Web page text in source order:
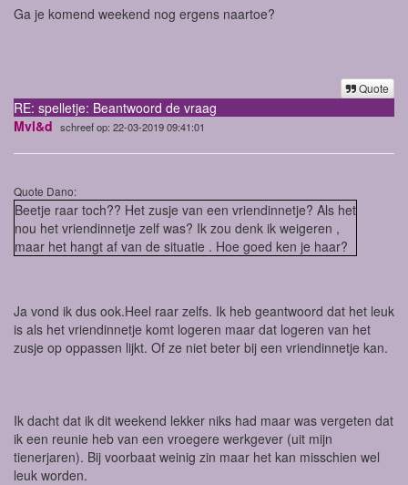
Ga je komend weekend nog ergens naartoe?
Quote
RE: spelletje: Beantwoord de vraag
Mvl&d schreef op: 22-03-2019 09:41:01
Quote Dano:
Beetje raar toch?? Het zusje van een vriendinnetje? Als het
nou het vriendinnetje zelf was? Ik zou denk ik weigeren ,
maar het hangt af van de situatie . Hoe goed ken je haar?
Ja vond ik dus ook.Heel raar zelfs. Ik heb geantwoord dat het leuk
is als het vriendinnetje komt logeren maar dat logeren van het
zusje op oppassen lijkt. Of ze niet beter bij een vriendinnetje kan.
Ik dacht dat ik dit weekend lekker niks had maar was vergeten dat
ik een reunie heb van een vroegere werkgever (uit mijn
tienerjaren). Bij voorbaat weinig zin maar het kan misschien wel
leuk worden.